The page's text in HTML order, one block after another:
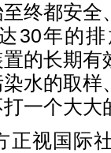
终都安全
30年的
的长期有
水的取样
一个大大
正视国际